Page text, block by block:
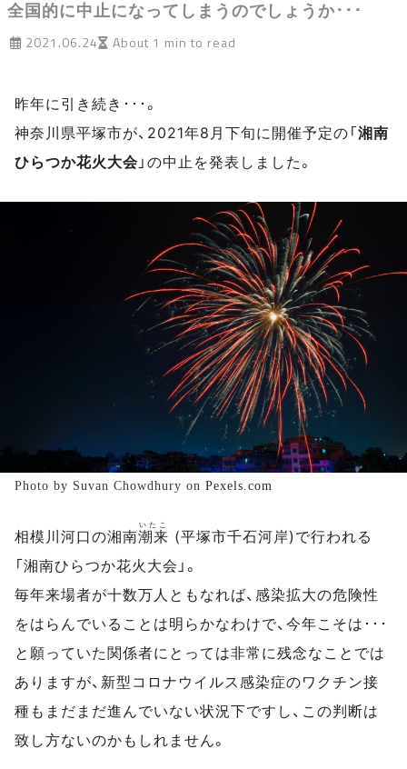
全国的に中止になってしまうのでしょうか･･･
2021.06.24
About 1 min to read
昨年に引き続き･･･。
神奈川県平塚市が、2021年8月下旬に開催予定の「湘南
ひらつか花火大会 」の中止を発表しました。
Photo by Suvan Chowdhury on Pexels.com
相模川河口の湘南潮来
いたこ
(平塚市千石河岸)で行われる
「湘南ひらつか花火大会」。
毎年来場者が十数万人ともなれば、感染拡大の危険性
をはらんでいることは明らかなわけで、今年こそは･･･
と願っていた関係者にとっては非常に残念なことでは
ありますが、新型コロナウイルス感染症のワクチン接
種もまだまだ進んでいない状況下ですし、この判断は
致し方ないのかもしれません。